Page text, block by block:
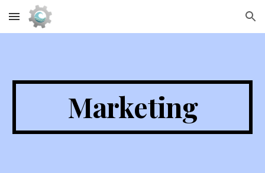
Skip to main content Skip to navigation
Marketing